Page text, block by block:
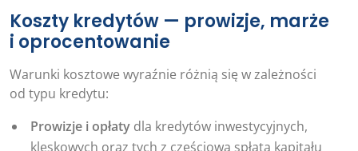
Koszty kredytów — prowizje, marże
i oprocentowanie
Warunki kosztowe wyraźnie różnią się w zależności
od typu kredytu:
Prowizje i opłatydla kredytów inwestycyjnych,
klęskowych oraz tych z częściową spłatą kapitału